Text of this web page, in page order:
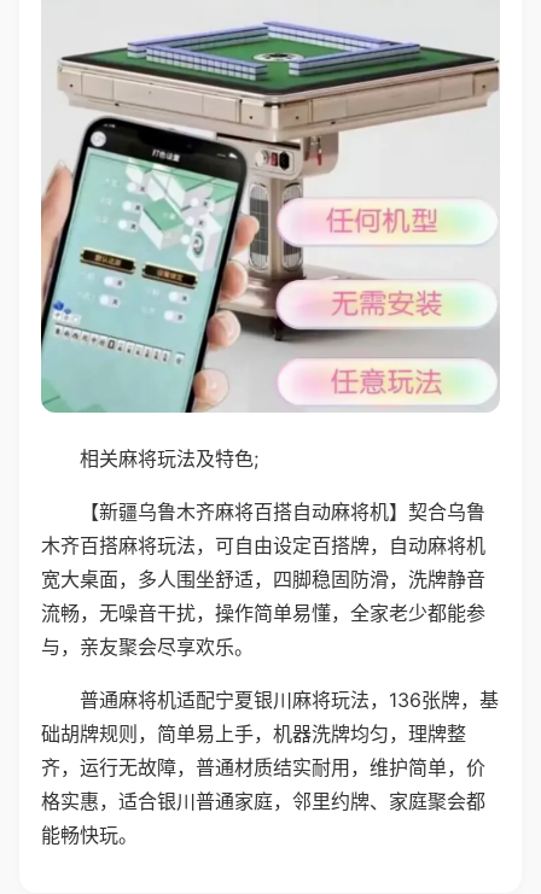
相关麻将玩法及特色;
【新疆乌鲁木齐麻将百搭自动麻将机】契合乌鲁
木齐百搭麻将玩法，可自由设定百搭牌，自动麻将机
宽大桌面，多人围坐舒适，四脚稳固防滑，洗牌静音
流畅，无噪音干扰，操作简单易懂，全家老少都能参
与，亲友聚会尽享欢乐。
普通麻将机适配宁夏银川麻将玩法，136张牌，基
础胡牌规则，简单易上手，机器洗牌均匀，理牌整
齐，运行无故障，普通材质结实耐用，维护简单，价
格实惠，适合银川普通家庭，邻里约牌、家庭聚会都
能畅快玩。